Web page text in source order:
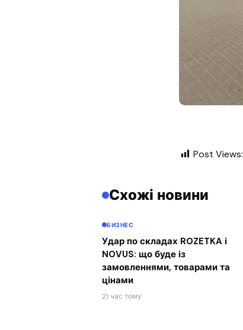
Post Views:
Схожі новини
БИЗНЕС
Удар по складах ROZETKA і
NOVUS: що буде із
замовленнями, товарами та
цінами
21 час тому